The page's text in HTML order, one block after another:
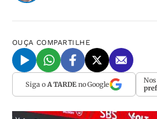
OUÇA COMPARTILHE
Siga o A TARDEno Google